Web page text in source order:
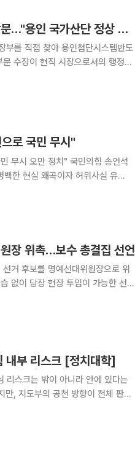
이상일 용인시장 후보, 삼성전자 기흥캠퍼스 방문…"용인 국가산단 정상 추진돼야"
부를 직접 찾아 용인첨단시스템반도
대위원장,
로 국민 무시"
치" 국민의힘 송언석
한 현실 왜곡이자 허위사실 유
장 위촉…보수 총결집 선언
거 후보를 명예선대위원장으로 위
내부 리스크 [정치대학]
리스크는 밖이 아니라 안에 있다는
만, 지도부의 공천 방향이 전체 판을